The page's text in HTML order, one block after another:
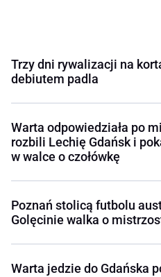
Trzy dni rywalizacji na
debiutem padla
Warta odpowiedziała po
rozbili Lechię Gdańsk i
w walce o czołówkę
Poznań stolicą futbolu
Golęcinie walka o
Warta jedzie do Gdańska